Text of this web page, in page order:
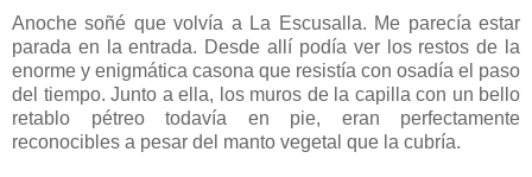
Anoche soñé que volvía a La Escusalla. Me parecía estar
parada en la entrada. Desde allí podía ver los restos de la
enorme y enigmática casona que resistía con osadía el paso
del tiempo. Junto a ella, los muros de la capilla con un bello
retablo pétreo todavía en pie, eran perfectamente
reconocibles a pesar del manto vegetal que la cubría.